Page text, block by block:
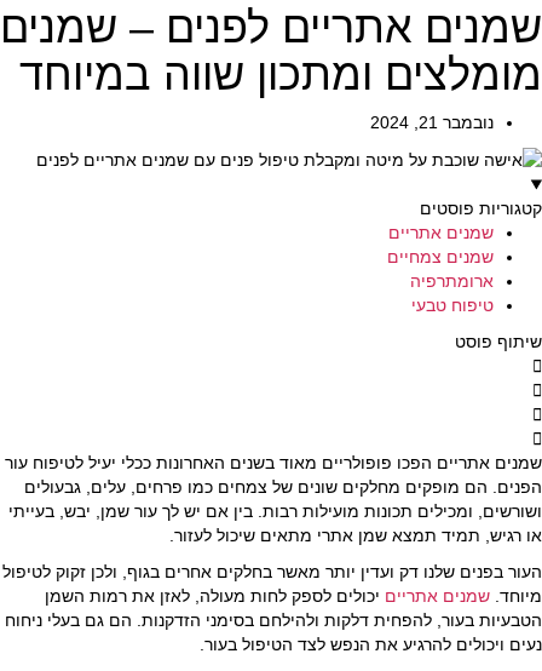
שמנים אתריים לפנים – שמנים
מומלצים ומתכון שווה במיוחד
נובמבר 21, 2024
קטגוריות פוסטים
שמנים אתריים
שמנים צמחיים
ארומתרפיה
טיפוח טבעי
שיתוף פוסט
שמנים אתריים הפכו פופולריים מאוד בשנים האחרונות ככלי יעיל לטיפוח עור
הפנים. הם מופקים מחלקים שונים של צמחים כמו פרחים, עלים, גבעולים
ושורשים, ומכילים תכונות מועילות רבות. בין אם יש לך עור שמן, יבש, בעייתי
או רגיש, תמיד תמצא שמן אתרי מתאים שיכול לעזור.
העור בפנים שלנו דק ועדין יותר מאשר בחלקים אחרים בגוף, ולכן זקוק לטיפול
מיוחד. שמנים אתריים יכולים לספק לחות מעולה, לאזן את רמות השמן
הטבעיות בעור, להפחית דלקות ולהילחם בסימני הזדקנות. הם גם בעלי ניחוח
נעים ויכולים להרגיע את הנפש לצד הטיפול בעור.